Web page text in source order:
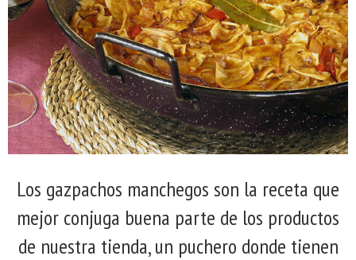
Los gazpachos manchegos son la receta que
mejor conjuga buena parte de los productos
de nuestra tienda, un puchero donde tienen